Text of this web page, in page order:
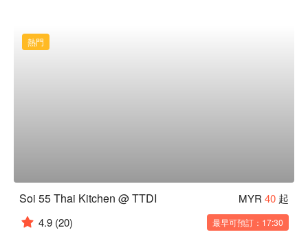
熱門
Soi 55 Thai Kitchen @ TTDI MYR 40 起
4.9 (20) 最早可預訂：17:30